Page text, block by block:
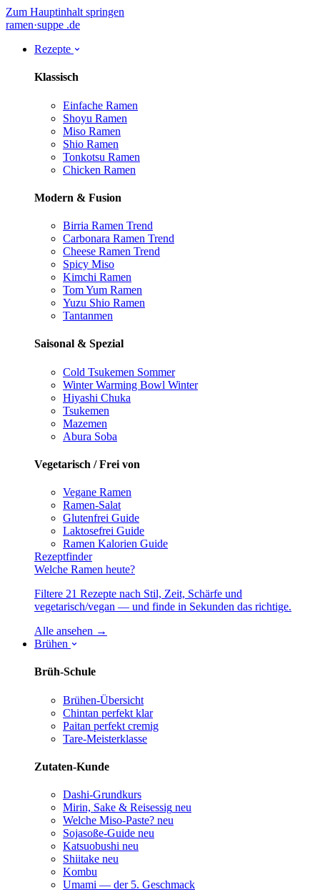
Zum Hauptinhalt springen
ramen·suppe .de
Rezepte
Klassisch
Einfache Ramen
Shoyu Ramen
Miso Ramen
Shio Ramen
Tonkotsu Ramen
Chicken Ramen
Modern & Fusion
Birria Ramen Trend
Carbonara Ramen Trend
Cheese Ramen Trend
Spicy Miso
Kimchi Ramen
Tom Yum Ramen
Yuzu Shio Ramen
Tantanmen
Saisonal & Spezial
Cold Tsukemen Sommer
Winter Warming Bowl Winter
Hiyashi Chuka
Tsukemen
Mazemen
Abura Soba
Vegetarisch / Frei von
Vegane Ramen
Ramen-Salat
Glutenfrei Guide
Laktosefrei Guide
Ramen Kalorien Guide
Rezeptfinder
Welche Ramen heute?
Filtere 21 Rezepte nach Stil, Zeit, Schärfe und
vegetarisch/vegan — und finde in Sekunden das richtige.
Alle ansehen →
Brühen
Brüh-Schule
Brühen-Übersicht
Chintan perfekt klar
Paitan perfekt cremig
Tare-Meisterklasse
Zutaten-Kunde
Dashi-Grundkurs
Mirin, Sake & Reisessig neu
Welche Miso-Paste? neu
Sojasoße-Guide neu
Katsuobushi neu
Shiitake neu
Kombu
Umami — der 5. Geschmack